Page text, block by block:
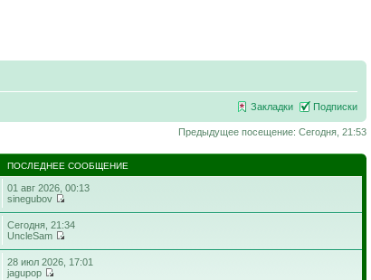
Закладки Подписки
Предыдущее посещение: Сегодня, 21:53
ПОСЛЕДНЕЕ СООБЩЕНИЕ
01 авг 2026, 00:13
sinegubov
Сегодня, 21:34
UncleSam
28 июл 2026, 17:01
jagupop